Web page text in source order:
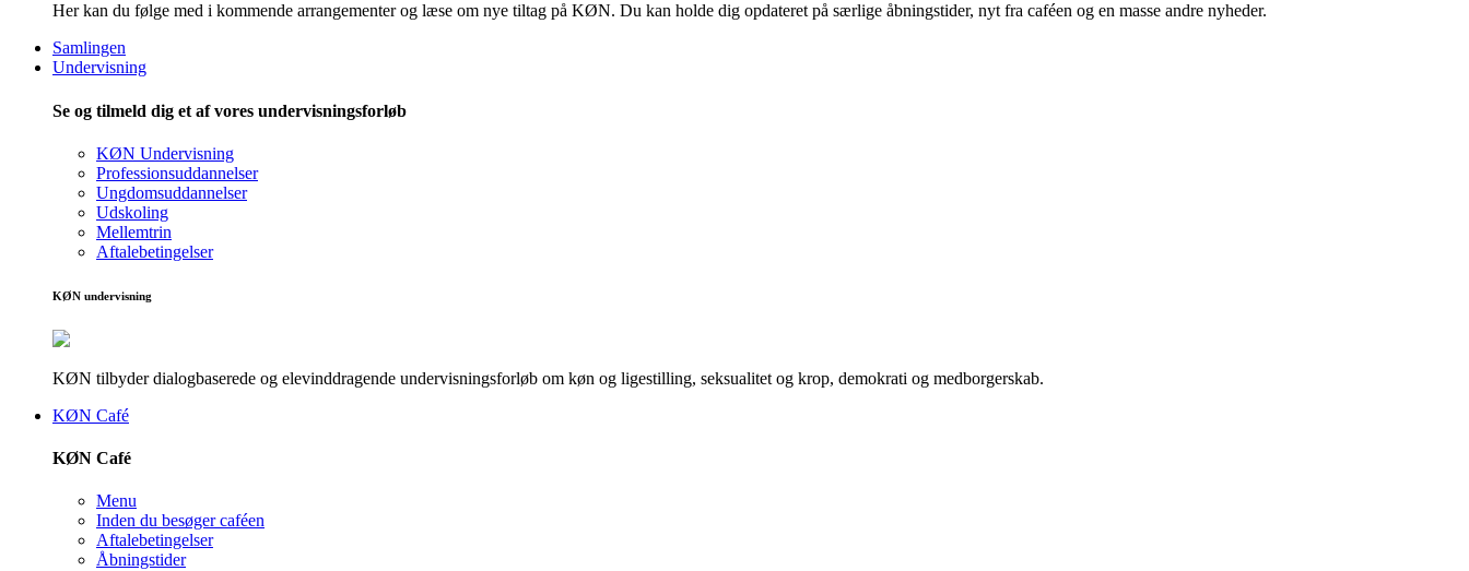
Her kan du følge med i kommende arrangementer og læse om nye tiltag på KØN. Du kan holde dig opdateret på særlige åbningstider, nyt fra caféen og en masse andre nyheder.
Samlingen
Undervisning
Se og tilmeld dig et af vores undervisningsforløb
KØN Undervisning
Professionsuddannelser
Ungdomsuddannelser
Udskoling
Mellemtrin
Aftalebetingelser
KØN undervisning
KØN tilbyder dialogbaserede og elevinddragende undervisningsforløb om køn og ligestilling, seksualitet og krop, demokrati og medborgerskab.
KØN Café
KØN Café
Menu
Inden du besøger caféen
Aftalebetingelser
Åbningstider